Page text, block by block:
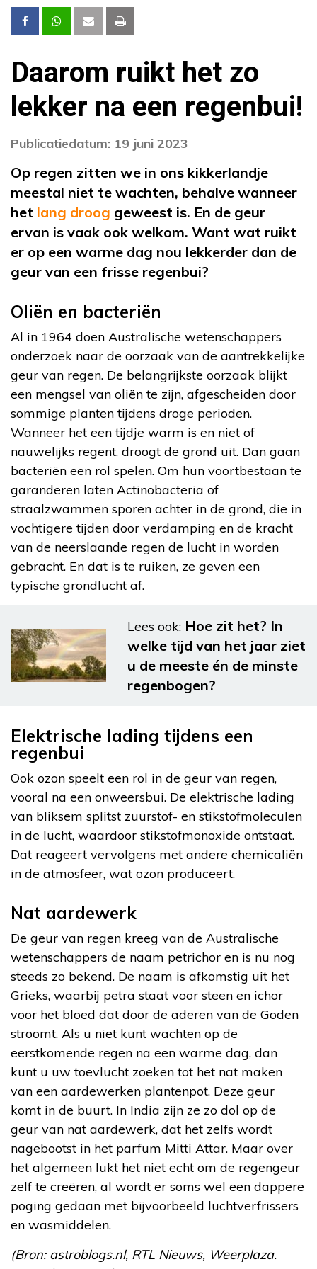
Daarom ruikt het zo
lekker na een regenbui!
Publicatiedatum: 19 juni 2023
Op regen zitten we in ons kikkerlandje
meestal niet te wachten, behalve wanneer
het lang droog geweest is. En de geur
ervan is vaak ook welkom. Want wat ruikt
er op een warme dag nou lekkerder dan de
geur van een frisse regenbui?
Oliën en bacteriën
Al in 1964 doen Australische wetenschappers
onderzoek naar de oorzaak van de aantrekkelijke
geur van regen. De belangrijkste oorzaak blijkt
een mengsel van oliën te zijn, afgescheiden door
sommige planten tijdens droge perioden.
Wanneer het een tijdje warm is en niet of
nauwelijks regent, droogt de grond uit. Dan gaan
bacteriën een rol spelen. Om hun voortbestaan te
garanderen laten Actinobacteria of
straalzwammen sporen achter in de grond, die in
vochtigere tijden door verdamping en de kracht
van de neerslaande regen de lucht in worden
gebracht. En dat is te ruiken, ze geven een
typische grondlucht af.
Lees ook: Hoe zit het? In
welke tijd van het jaar ziet
u de meeste én de minste
regenbogen?
Elektrische lading tijdens een
regenbui
Ook ozon speelt een rol in de geur van regen,
vooral na een onweersbui. De elektrische lading
van bliksem splitst zuurstof- en stikstofmoleculen
in de lucht, waardoor stikstofmonoxide ontstaat.
Dat reageert vervolgens met andere chemicaliën
in de atmosfeer, wat ozon produceert.
Nat aardewerk
De geur van regen kreeg van de Australische
wetenschappers de naam petrichor en is nu nog
steeds zo bekend. De naam is afkomstig uit het
Grieks, waarbij petra staat voor steen en ichor
voor het bloed dat door de aderen van de Goden
stroomt. Als u niet kunt wachten op de
eerstkomende regen na een warme dag, dan
kunt u uw toevlucht zoeken tot het nat maken
van een aardewerken plantenpot. Deze geur
komt in de buurt. In India zijn ze zo dol op de
geur van nat aardewerk, dat het zelfs wordt
nagebootst in het parfum Mitti Attar. Maar over
het algemeen lukt het niet echt om de regengeur
zelf te creëren, al wordt er soms wel een dappere
poging gedaan met bijvoorbeeld luchtverfrissers
en wasmiddelen.
(Bron: astroblogs.nl, RTL Nieuws, Weerplaza.